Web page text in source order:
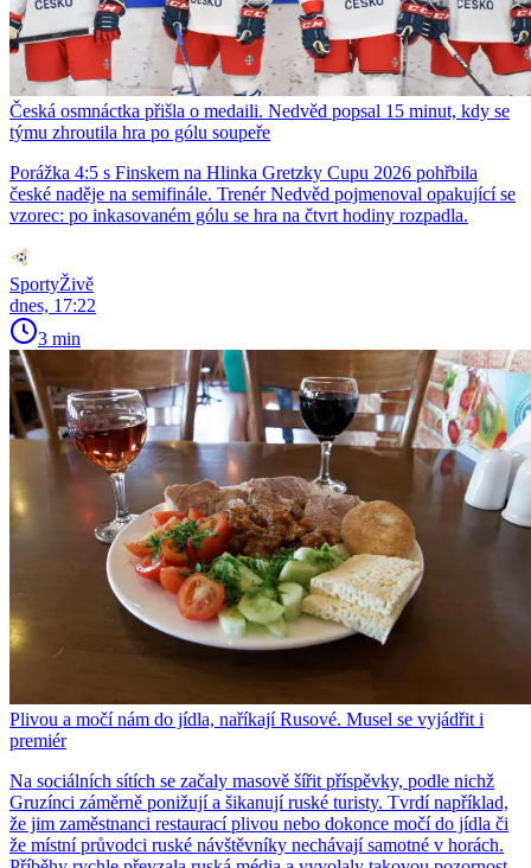
Česká osmnáctka přišla o medaili. Nedvěd popsal 15 minut, kdy se
týmu zhroutila hra po gólu soupeře
Porážka 4:5 s Finskem na Hlinka Gretzky Cupu 2026 pohřbila
české naděje na semifinále. Trenér Nedvěd pojmenoval opakující se
vzorec: po inkasovaném gólu se hra na čtvrt hodiny rozpadla.
SportyŽivě
dnes, 17:22
3 min
Plivou a močí nám do jídla, naříkají Rusové. Musel se vyjádřit i
premiér
Na sociálních sítích se začaly masově šířit příspěvky, podle nichž
Gruzínci záměrně ponižují a šikanují ruské turisty. Tvrdí například,
že jim zaměstnanci restaurací plivou nebo dokonce močí do jídla či
že místní průvodci ruské návštěvníky nechávají samotné v horách.